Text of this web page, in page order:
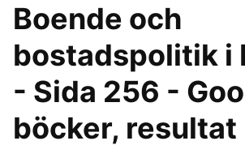
Boende och
bostadspolitik i
- Sida 256 -
böcker, resultat